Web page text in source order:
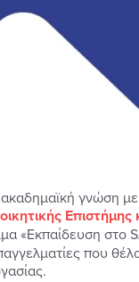
γνώση
«Εκπαίδευση στο
που